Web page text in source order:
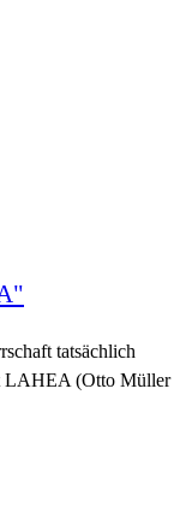
tatsächlich
LAHEA (Otto Müller